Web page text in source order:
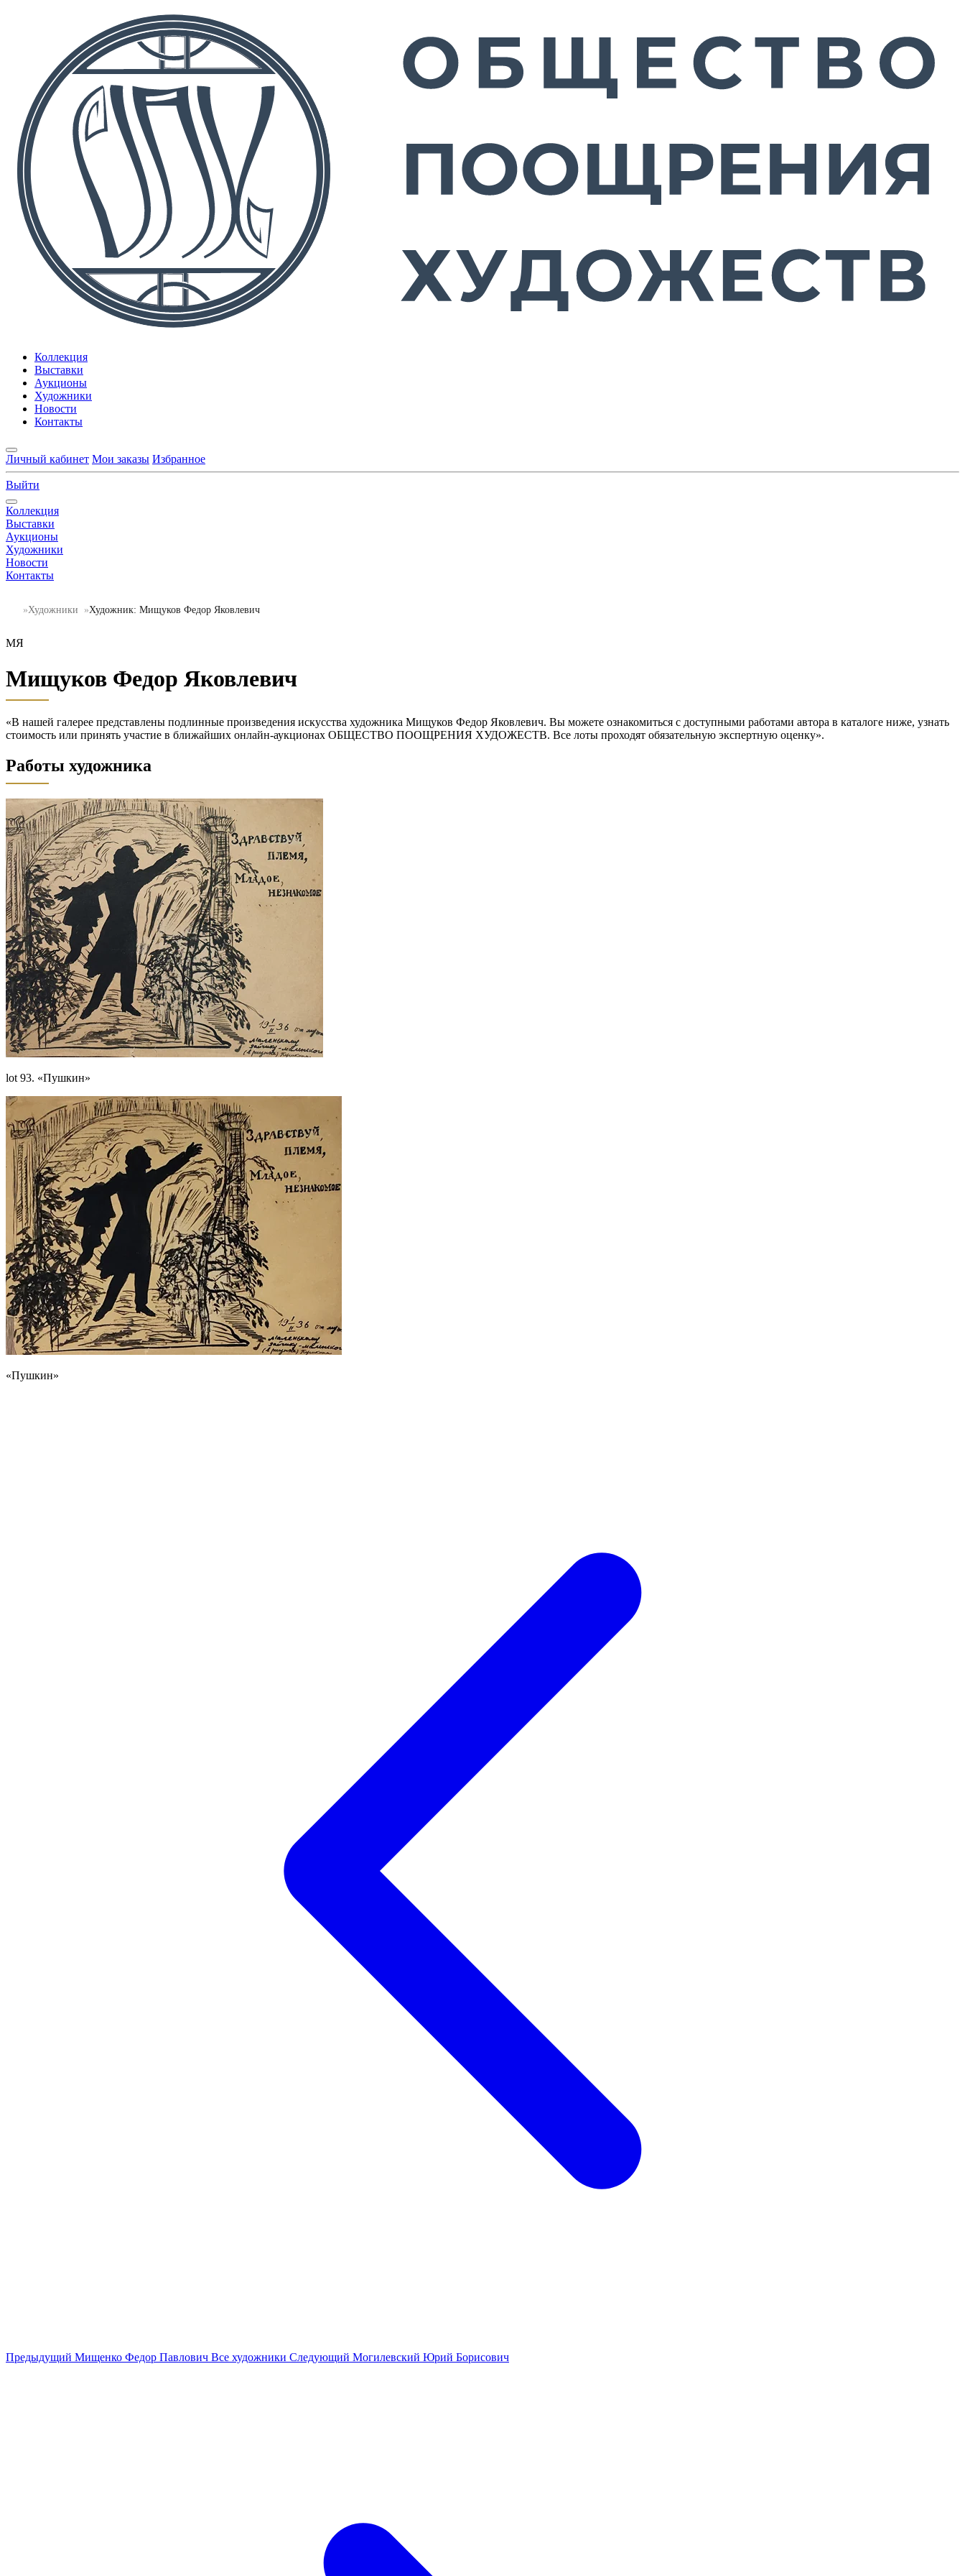
Коллекция
Выставки
Аукционы
Художники
Новости
Контакты
Личный кабинет Мои заказы Избранное
Выйти
Коллекция
Выставки
Аукционы
Художники
Новости
Контакты
Художники Художник: Мищуков Федор Яковлевич
МЯ
Мищуков Федор Яковлевич
«В нашей галерее представлены подлинные произведения искусства художника Мищуков Федор Яковлевич. Вы можете ознакомиться с доступными работами автора в каталоге ниже, узнать
стоимость или принять участие в ближайших онлайн-аукционах ОБЩЕСТВО ПООЩРЕНИЯ ХУДОЖЕСТВ. Все лоты проходят обязательную экспертную оценку».
Работы художника
lot 93. «Пушкин»
«Пушкин»
Предыдущий Мищенко Федор Павлович Все художники Следующий Могилевский Юрий Борисович